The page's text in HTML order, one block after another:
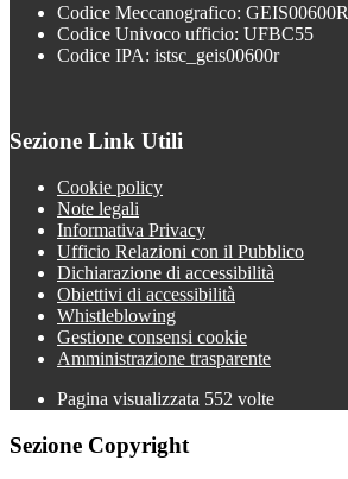
Codice Meccanografico: GEIS00600R
Codice Univoco ufficio: UFBC55
Codice IPA: istsc_geis00600r
Sezione Link Utili
Cookie policy
Note legali
Informativa Privacy
Ufficio Relazioni con il Pubblico
Dichiarazione di accessibilità
Obiettivi di accessibilità
Whistleblowing
Gestione consensi cookie
Amministrazione trasparente
Pagina visualizzata 552 volte
Sezione Copyright